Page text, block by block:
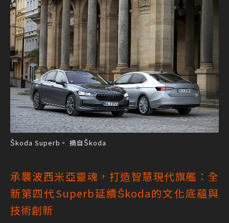
Škoda Superb。 摘自Škoda
承襲波西米亞靈魂，打造智慧現代旗艦：全
新第四代Superb延續Škoda的文化底蘊與
技術創新